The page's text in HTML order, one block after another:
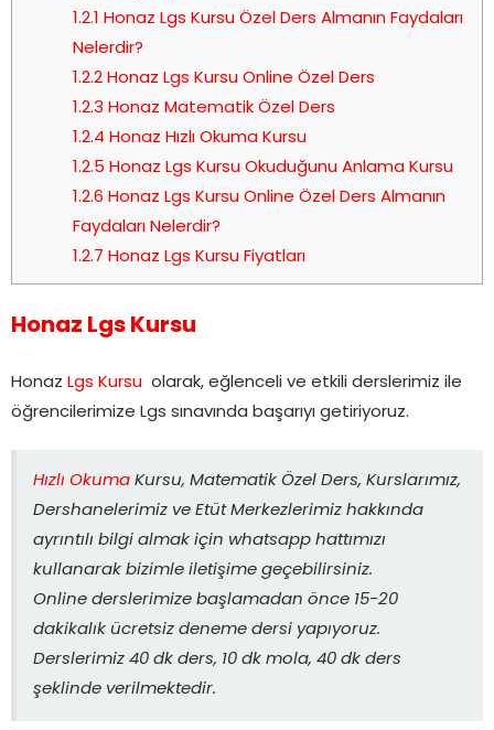
1.2.1 Honaz Lgs Kursu Özel Ders Almanın Faydaları
Nelerdir?
1.2.2 Honaz Lgs Kursu Online Özel Ders
1.2.3 Honaz Matematik Özel Ders
1.2.4 Honaz Hızlı Okuma Kursu
1.2.5 Honaz Lgs Kursu Okuduğunu Anlama Kursu
1.2.6 Honaz Lgs Kursu Online Özel Ders Almanın
Faydaları Nelerdir?
1.2.7 Honaz Lgs Kursu Fiyatları
Honaz Lgs Kursu
Honaz Lgs Kursu olarak, eğlenceli ve etkili derslerimiz ile
öğrencilerimize Lgs sınavında başarıyı getiriyoruz.
Hızlı Okuma Kursu, Matematik Özel Ders, Kurslarımız,
Dershanelerimiz ve Etüt Merkezlerimiz hakkında
ayrıntılı bilgi almak için whatsapp hattımızı
kullanarak bizimle iletişime geçebilirsiniz.
Online derslerimize başlamadan önce 15-20
dakikalık ücretsiz deneme dersi yapıyoruz.
Derslerimiz 40 dk ders, 10 dk mola, 40 dk ders
şeklinde verilmektedir.